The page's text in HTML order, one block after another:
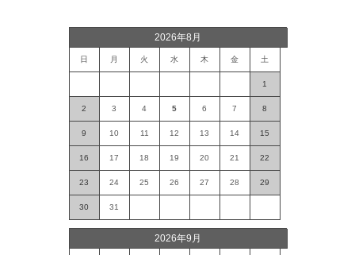
2026年8月
日 月 火 水 木 金 土
1
2 3 4 5 6 7 8
9 10 11 12 13 14 15
16 17 18 19 20 21 22
23 24 25 26 27 28 29
30 31
2026年9月